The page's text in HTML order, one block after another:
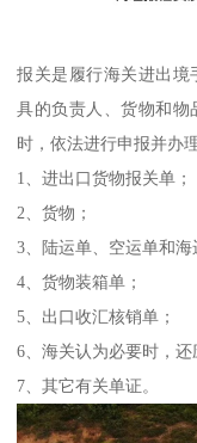
报关是履行海关进出境
具的负责人、货物和物
时，依法进行申报并办
1、进出口货物报关单；
2、货物；
3、陆运单、空运单和
4、货物装箱单；
5、出口收汇核销单；
6、海关认为必要时，
7、其它有关单证。